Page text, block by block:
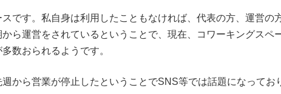
です。私自身は利用したこともなければ、代表の方、運営の
ら運営をされているということで、現在、コワーキングスペ
数おられるようです。
から営業が停止したということでSNS等では話題になってお